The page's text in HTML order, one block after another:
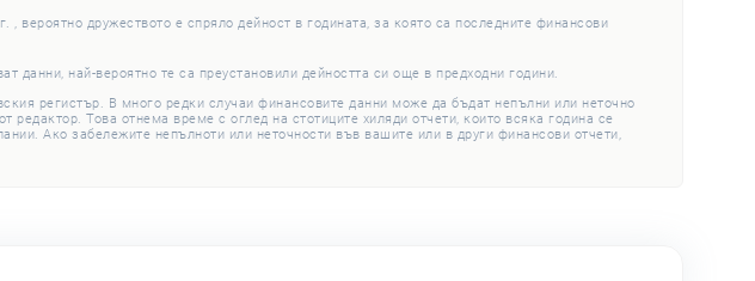
дружеството е спряло дейност в годината, за която са последните финансови
данни, най-вероятно те са преустановили дейността си още в предходни години.
регистър. В много редки случаи финансовите данни може да бъдат непълни или неточно
Това отнема време с оглед на стотиците хиляди отчети, които всяка година се
Ако забележите непълноти или неточности във вашите или в други финансови отчети,